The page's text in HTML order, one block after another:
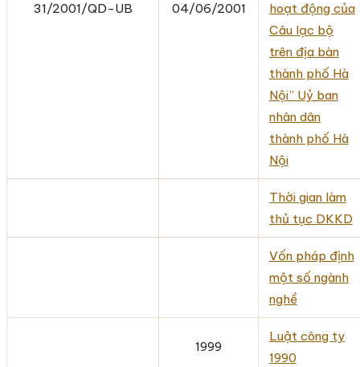
31/2001/QD-UB 04/06/2001
hoạt động của
Câu lạc bộ
trên địa bàn
thành phố Hà
Nội” Uỷ ban
nhân dân
thành phố Hà
Nội
Thời gian làm
thủ tục DKKD
Vốn pháp định
một số ngành
nghề
1999
Luật công ty
1990